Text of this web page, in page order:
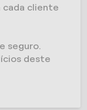
cada cliente
seguro.
deste